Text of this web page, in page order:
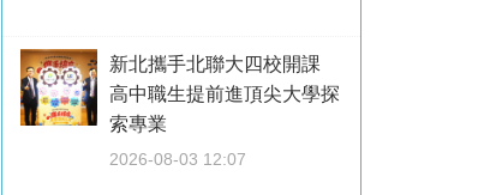
新北攜手北聯大四校開課
高中職生提前進頂尖大學探
索專業
2026-08-03 12:07